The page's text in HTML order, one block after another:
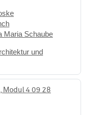
Maria Schaube
und
Modul 4 09 28